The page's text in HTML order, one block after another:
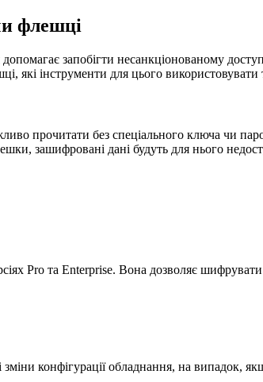
флешці
запобігти несанкціонованому
які інструменти для цього
прочитати без спеціального ключа чи
зашифровані дані будуть для нього
Pro та Enterprise. Вона дозволяє
конфігурації обладнання, на випадок,